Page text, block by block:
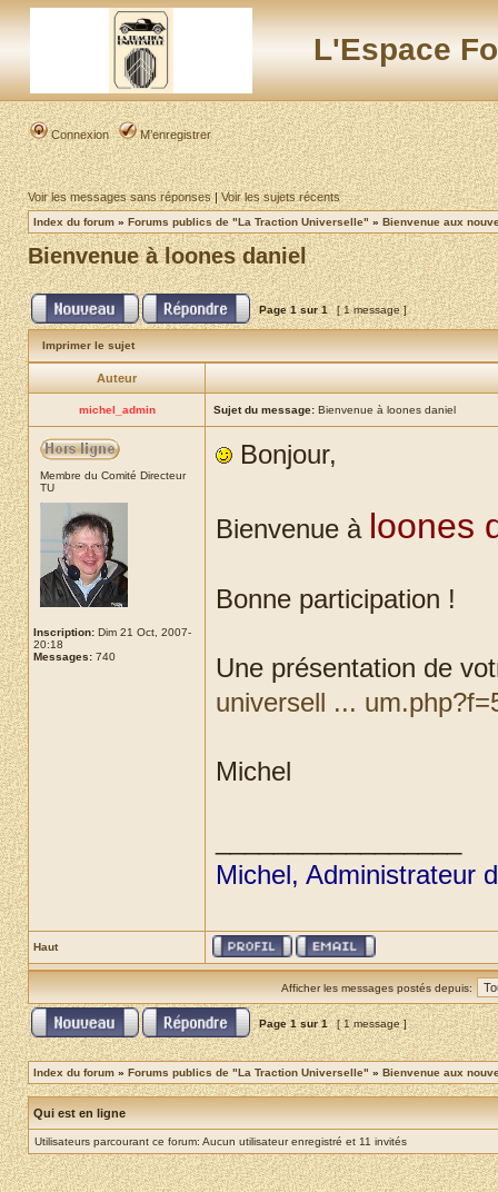
L'Espace
Connexion M’enregistrer
Voir les messages sans réponses|Voir les sujets récents
Index du forum » Forums publics de "La Traction Universelle" » Bienvenue aux
Bienvenue à loones daniel
Page1sur1 [ 1 message ]
Imprimer le sujet
Auteur
michel_admin Sujet du message: Bienvenue à loones daniel
Membre du Comité Directeur
TU
Inscription: Dim 21 Oct, 2007-
20:18
Messages: 740
Bonjour,
Bienvenue à loones
Bonne participation !
Une présentation de
universell ...
Michel
Michel, Administrateur
Haut
Afficher les messages postés depuis:
Page1sur1 [ 1 message ]
Index du forum » Forums publics de "La Traction Universelle" » Bienvenue aux
Qui est en ligne
Utilisateurs parcourant ce forum: Aucun utilisateur enregistré et 11 invités